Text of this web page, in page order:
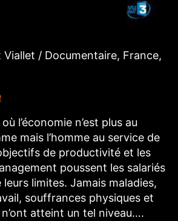
/ Documentaire, France,
l’économie n’est plus au
mais l’homme au service de
de productivité et les
poussent les salariés
leurs limites. Jamais maladies,
souffrances physiques et
atteint un tel niveau….